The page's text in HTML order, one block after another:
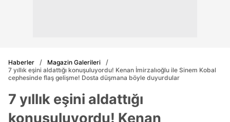
Haberler
Magazin Galerileri
7 yıllık eşini aldattığı konuşuluyordu! Kenan İmirzalıoğlu ile Sinem Kobal
cephesinde flaş gelişme! Dosta düşmana böyle duyurdular
7 yıllık eşini aldattığı
konuşuluyordu! Kenan